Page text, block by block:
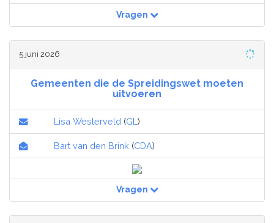
Vragen
5 juni 2026
Gemeenten die de Spreidingswet moeten
uitvoeren
Lisa Westerveld (GL )
Bart van den Brink (CDA)
Vragen